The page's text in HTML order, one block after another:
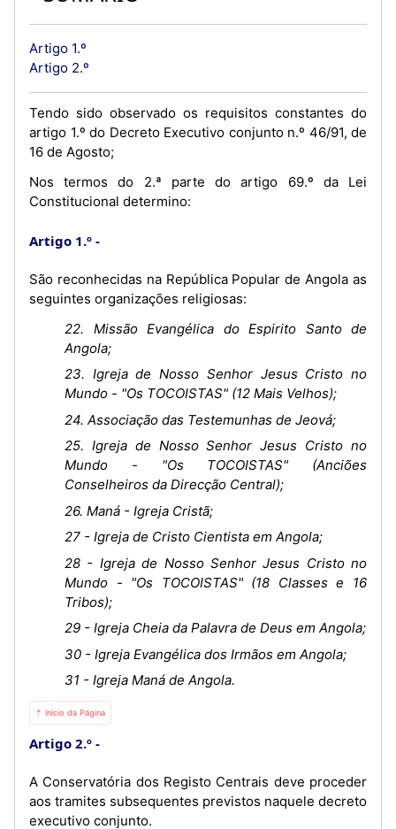
Artigo 1.º
Artigo 2.º
Tendo sido observado os requisitos constantes do
artigo 1.º do Decreto Executivo conjunto n.º 46/91, de
16 de Agosto;
Nos termos do 2.ª parte do artigo 69.º da Lei
Constitucional determino:
Artigo 1.º
São reconhecidas na República Popular de Angola as
seguintes organizações religiosas:
22. Missão Evangélica do Espirito Santo de
Angola;
23. Igreja de Nosso Senhor Jesus Cristo no
Mundo - "Os TOCOISTAS" (12 Mais Velhos);
24. Associação das Testemunhas de Jeová;
25. Igreja de Nosso Senhor Jesus Cristo no
Mundo - "Os TOCOISTAS" (Anciões
Conselheiros da Direcção Central);
26. Maná - Igreja Cristã;
27 - Igreja de Cristo Cientista em Angola;
28 - Igreja de Nosso Senhor Jesus Cristo no
Mundo - "Os TOCOISTAS" (18 Classes e 16
Tribos);
29 - Igreja Cheia da Palavra de Deus em Angola;
30 - Igreja Evangélica dos Irmãos em Angola;
31 - Igreja Maná de Angola.
⇡ Início da Página
Artigo 2.º
A Conservatória dos Registo Centrais deve proceder
aos tramites subsequentes previstos naquele decreto
executivo conjunto.